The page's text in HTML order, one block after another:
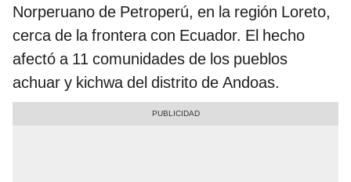
Norperuano de Petroperú, en la región Loreto,
cerca de la frontera con Ecuador. El hecho
afectó a 11 comunidades de los pueblos
achuar y kichwa del distrito de Andoas.